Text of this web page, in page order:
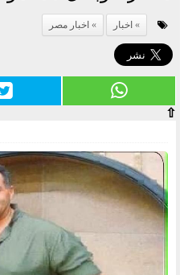
اخبار اخبار مصر
⇧